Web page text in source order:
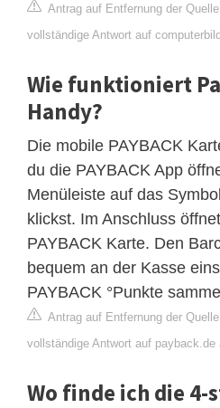
Antrag auf Entfernung der Quelle
vollständige Antwort auf
Wie funktioniert
Handy?
Die mobile PAYBACK
du die PAYBACK App
Menüleiste auf das
klickst. Im Anschluss
PAYBACK Karte. Den
bequem an der Kasse
PAYBACK °Punkte
Antrag auf Entfernung der Quelle
vollständige Antwort auf payback.de
Wo finde ich die 4-